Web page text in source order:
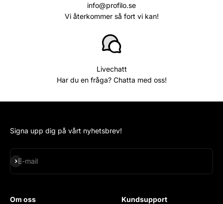
info@profilo.se
Vi återkommer så fort vi kan!
Livechatt
Har du en fråga? Chatta med oss!
Signa upp dig på vårt nyhetsbrev!
E-mail
Subscribe
Om oss Kundsupport